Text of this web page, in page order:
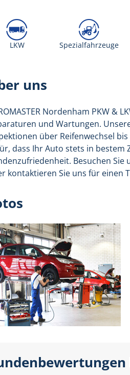
LKW Spezialfahrzeuge
uns
Nordenham PKW &
und Wartungen.
über Reifenwechsel
dass Ihr Auto stets in bestem
Besuchen Sie
kontaktieren Sie uns für einen